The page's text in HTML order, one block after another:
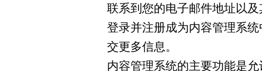
联系到您的电子邮件地址以
登录并注册成为内容管理系
交更多信息。
内容管理系统的主要功能是